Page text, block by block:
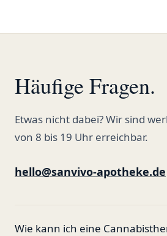
Häufige Fragen.
Etwas nicht dabei? Wir sind
von 8 bis 19 Uhr erreichbar.
hello@sanvivo-apotheke.de
Wie kann ich eine